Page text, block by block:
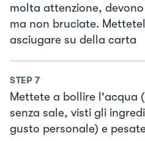
molta attenzione,
ma non bruciate.
asciugare su della carta
STEP 7
Mettete a bollire l'acqua
senza sale, visti gli
gusto personale) e